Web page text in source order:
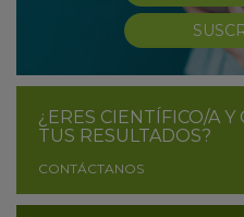
¿ERES CIENTÍFICO/A
TUS RESULTADOS?
CONTÁCTANOS